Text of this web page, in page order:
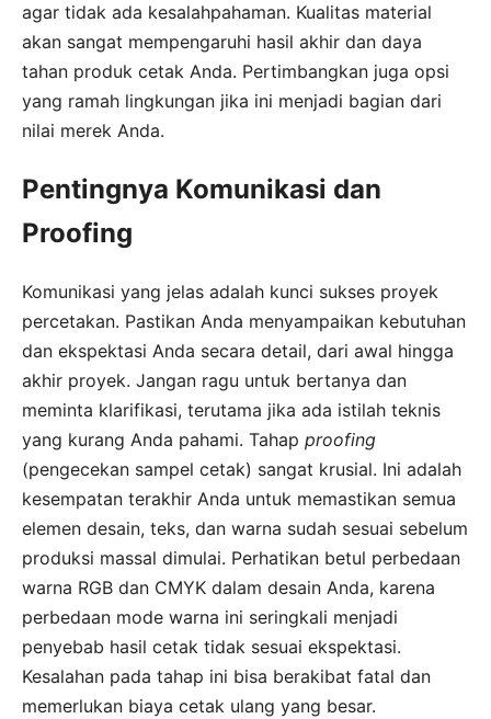
agar tidak ada kesalahpahaman. Kualitas material
akan sangat mempengaruhi hasil akhir dan daya
tahan produk cetak Anda. Pertimbangkan juga opsi
yang ramah lingkungan jika ini menjadi bagian dari
nilai merek Anda.
Pentingnya Komunikasi dan
Proofing
Komunikasi yang jelas adalah kunci sukses proyek
percetakan. Pastikan Anda menyampaikan kebutuhan
dan ekspektasi Anda secara detail, dari awal hingga
akhir proyek. Jangan ragu untuk bertanya dan
meminta klarifikasi, terutama jika ada istilah teknis
yang kurang Anda pahami. Tahap proofing
(pengecekan sampel cetak) sangat krusial. Ini adalah
kesempatan terakhir Anda untuk memastikan semua
elemen desain, teks, dan warna sudah sesuai sebelum
produksi massal dimulai. Perhatikan betul perbedaan
warna RGB dan CMYK dalam desain Anda, karena
perbedaan mode warna ini seringkali menjadi
penyebab hasil cetak tidak sesuai ekspektasi.
Kesalahan pada tahap ini bisa berakibat fatal dan
memerlukan biaya cetak ulang yang besar.